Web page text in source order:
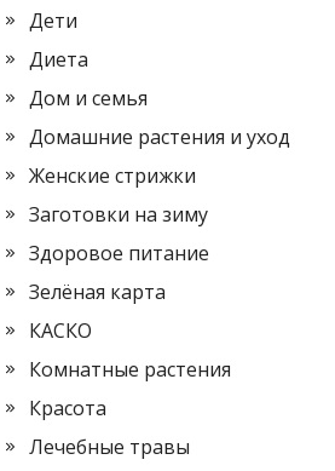
Дети
Диета
Дом и семья
Домашние растения и уход
Женские стрижки
Заготовки на зиму
Здоровое питание
Зелёная карта
КАСКО
Комнатные растения
Красота
Лечебные травы